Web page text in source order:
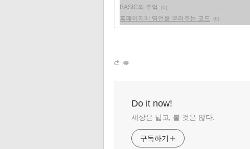
BASIC의 추억 (0)
홈페이지에 명언을 뿌려주는 코드 (6)
Do it now!
세상은 넓고, 볼 것은 많다.
구독하기